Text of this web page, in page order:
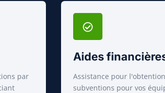
par
Aides
Assistance pour
subventions pour vos